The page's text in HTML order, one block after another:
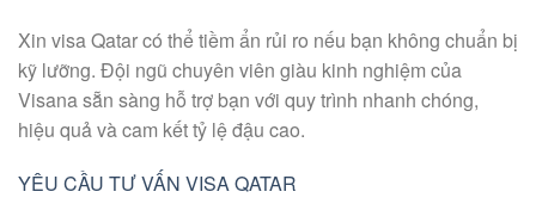
Xin visa Qatar có thể tiềm ẩn rủi ro nếu bạn không chuẩn bị
kỹ lưỡng. Đội ngũ chuyên viên giàu kinh nghiệm của
Visana sẵn sàng hỗ trợ bạn với quy trình nhanh chóng,
hiệu quả và cam kết tỷ lệ đậu cao.
YÊU CẦU TƯ VẤN VISA QATAR